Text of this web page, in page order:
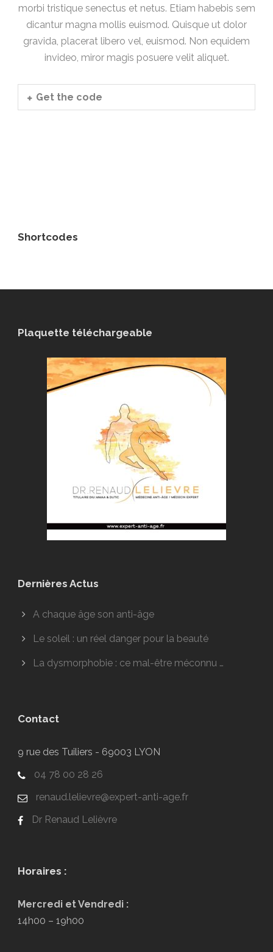
morbi tristique senectus et netus. Etiam habebis sem
dicantur magna mollis euismod. Quisque ut dolor
gravida, placerat libero vel, euismod. Non equidem
invideo, miror magis posuere velit aliquet.
Get the code
Shortcodes
Plaquette téléchargeable
Dernières Actus
A chaque âge son anti-âge
Le soleil : un réel danger pour la beauté
La dysmorphobie : ce mal-être méconnu …
Contact
9 rue des Tuiliers - 69003 LYON
04 78 00 28 26
renaud.lelievre@expert-anti-age.fr
Dr Renaud Lelièvre
Horaires :
Mercredi et Vendredi :
14h00 – 19h00